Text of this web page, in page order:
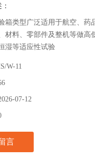
箱类型广泛适用于航空、药
材料、零部件及整机等做高
湿等适应性试验
W-11
07-12
言